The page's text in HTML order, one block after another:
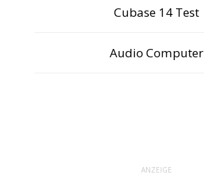
Cubase 14 Test
Audio Computer
ANZEIGE